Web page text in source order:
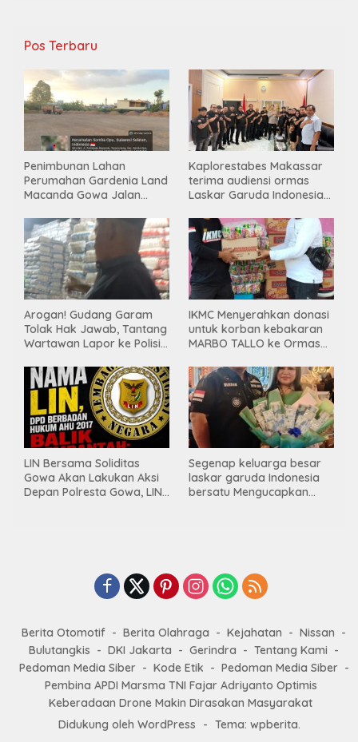
Pos Terbaru
Penimbunan Lahan
Perumahan Gardenia Land
Macanda Gowa Jalan
Gunakan Material
Tambang Ilegal
Kaplorestabes Makassar
terima audiensi ormas
Laskar Garuda Indonesia
hingga kegiatan sosial.
Arogan! Gudang Garam
Tolak Hak Jawab, Tantang
Wartawan Lapor ke Polisi
IKMC Menyerahkan donasi
untuk korban kebakaran
MARBO TALLO ke Ormas
INDONESIA BERSATU
LIN Bersama Soliditas
Gowa Akan Lakukan Aksi
Depan Polresta Gowa, LIN
Segenap keluarga besar
laskar garuda Indonesia
bersatu Mengucapkan
Berita Otomotif Berita Olahraga Kejahatan
Nissan
Bulutangkis
DKI Jakarta Gerindra
Tentang Kami
Pedoman Media Siber
Kode Etik
Pedoman Media Siber
Pembina APDI Marsma TNI Fajar Adriyanto Optimis
Keberadaan Drone Makin Dirasakan Masyarakat
Didukung oleh WordPress
- Tema: wpberita.